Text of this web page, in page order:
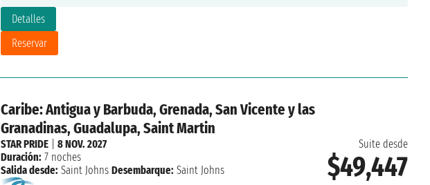
Detalles
Reservar
Caribe: Antigua y Barbuda, Grenada, San Vicente y las
Granadinas, Guadalupa, Saint Martin
Suite desde
$49,447
STAR PRIDE| 8 NOV. 2027
Duración: 7 noches
Salida desde: Saint Johns Desembarque: Saint Johns